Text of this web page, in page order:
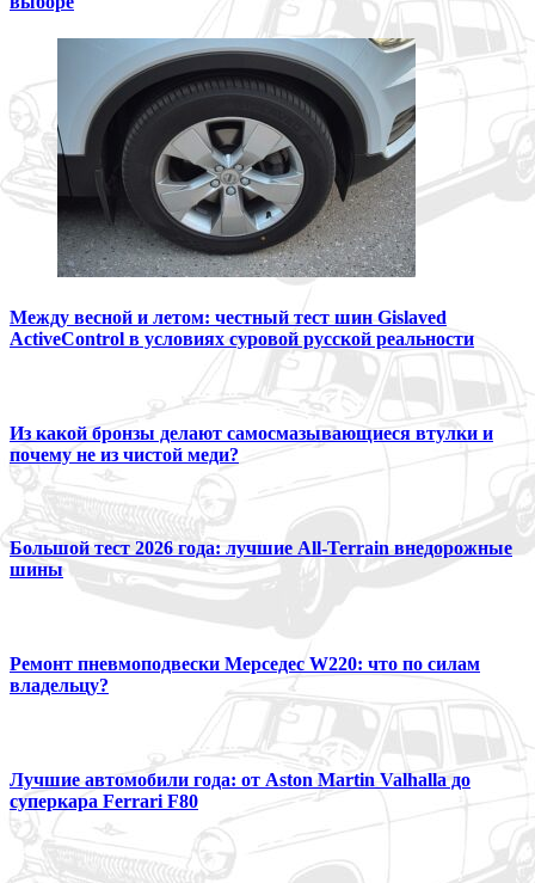
Между весной и летом: честный тест шин Gislaved
ActiveControl в условиях суровой русской реальности
Из какой бронзы делают самосмазывающиеся втулки и
почему не из чистой меди?
Большой тест 2026 года: лучшие All-Terrain внедорожные
шины
Ремонт пневмоподвески Мерседес W220: что по силам
владельцу?
Лучшие автомобили года: от Aston Martin Valhalla до
суперкара Ferrari F80